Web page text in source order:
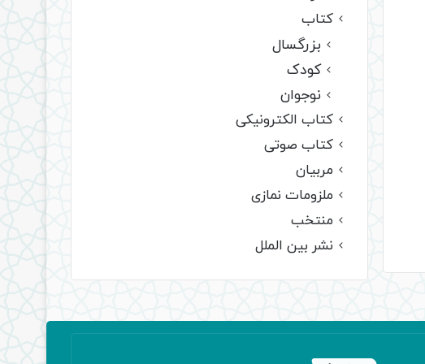
کتاب
بزرگسال
کودک
نوجوان
کتاب الکترونیکی
کتاب صوتی
مربیان
ملزومات نمازی
منتخب
نشر بین الملل